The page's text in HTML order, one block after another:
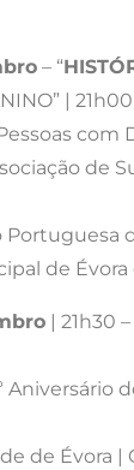
– “
| 21h00
com
de
de
| 21h30 –
Aniversário
de Évora |